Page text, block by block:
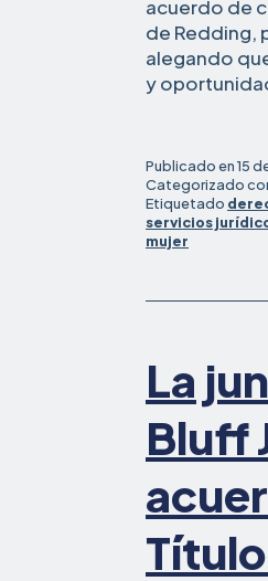
acuerdo de
de Redding,
alegando
y
Publicado en15
Categorizado
Etiquetado
servicios
mujer
La
Bluff